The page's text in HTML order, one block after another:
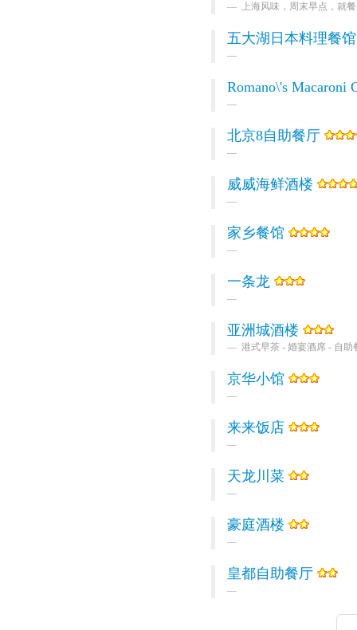
上海风味，周末早点，就
五大湖日本料理餐馆
Romano\'s Macaroni
北京8自助餐厅
威威海鲜酒楼
家乡餐馆
一条龙
亚洲城酒楼
港式早茶 - 婚宴酒席 - 自助
京华小馆
来来饭店
天龙川菜
豪庭酒楼
皇都自助餐厅